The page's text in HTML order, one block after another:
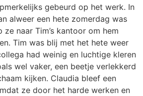
gebeurd op het werk. In
alweer een hete zomerdag was
naar Tim’s kantoor om hem
Tim was blij met het hete weer
had weinig en luchtige kleren
wel vaker, een beetje verlekkerd
kijken. Claudia bleef een
ze door het harde werken en